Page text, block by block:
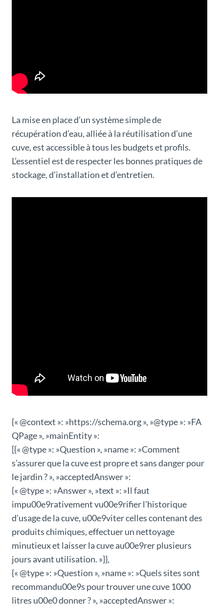
La mise en place d’un système simple de
récupération d’eau, alliée à la réutilisation d’une
cuve, est accessible à tous les budgets et profils.
L’essentiel est de respecter les bonnes pratiques de
stockage, d’installation et d’entretien.
{« @context »: »https://schema.org », »@type »: »FA
QPage », »mainEntity »:
[{« @type »: »Question », »name »: »Comment
s’assurer que la cuve est propre et sans danger pour
le jardin ? », »acceptedAnswer »:
{« @type »: »Answer », »text »: »Il faut
impu00e9rativement vu00e9rifier l’historique
d’usage de la cuve, u00e9viter celles contenant des
produits chimiques, effectuer un nettoyage
minutieux et laisser la cuve au00e9rer plusieurs
jours avant utilisation. »}},
{« @type »: »Question », »name »: »Quels sites sont
recommandu00e9s pour trouver une cuve 1000
litres u00e0 donner ? », »acceptedAnswer »: